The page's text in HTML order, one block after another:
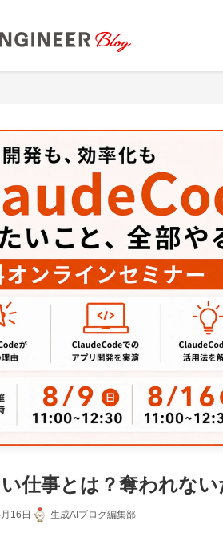
仕事とは？奪われな
16日 生成AIブログ編集部